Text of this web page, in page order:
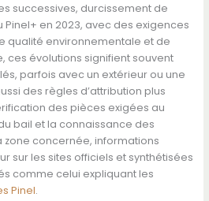
successives, durcissement de
en 2023, avec des exigences
qualité environnementale et de
ces évolutions signifient souvent
parfois avec un extérieur ou une
des règles d’attribution plus
des pièces exigées au
bail et la connaissance des
concernée, informations
sur les sites officiels et synthétisées
comme celui expliquant les
Pinel.